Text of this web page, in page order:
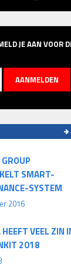
JE AAN VOOR
SMART-
SYSTEM
2016
VEEL ZIN
2018